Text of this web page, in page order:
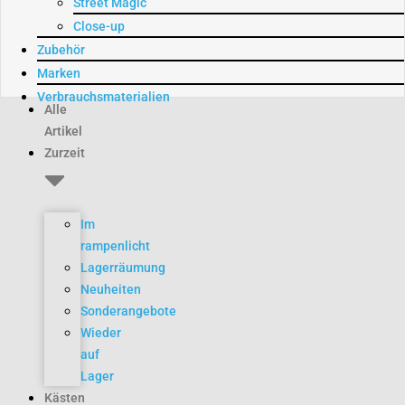
Street Magic
Close-up
Zubehör
Marken
Verbrauchsmaterialien
Alle
Artikel
Zurzeit
Im
rampenlicht
Lagerräumung
Neuheiten
Sonderangebote
Wieder
auf
Lager
Kästen